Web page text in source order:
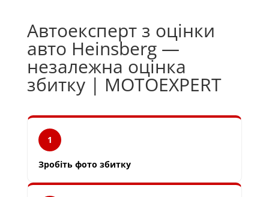
Автоексперт з оцінки
авто Heinsberg —
незалежна оцінка
збитку | MOTOEXPERT
1
Зробіть фото збитку